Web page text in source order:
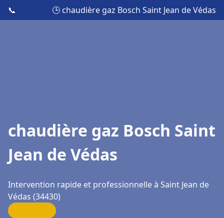
📞 🕒 chaudière gaz Bosch Saint Jean de Védas
chaudière gaz Bosch Saint
Jean de Védas
Intervention rapide et professionnelle à Saint Jean de
Védas (34430)